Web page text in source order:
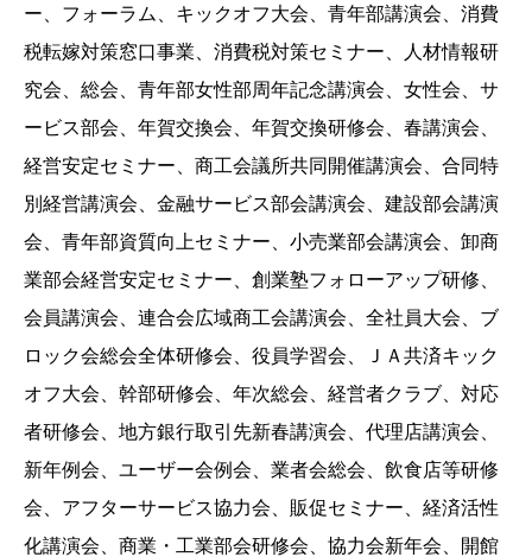
ー、フォーラム、キックオフ大会、青年部講演会、消費
税転嫁対策窓口事業、消費税対策セミナー、人材情報研
究会、総会、青年部女性部周年記念講演会、女性会、サ
ービス部会、年賀交換会、年賀交換研修会、春講演会、
経営安定セミナー、商工会議所共同開催講演会、合同特
別経営講演会、金融サービス部会講演会、建設部会講演
会、青年部資質向上セミナー、小売業部会講演会、卸商
業部会経営安定セミナー、創業塾フォローアップ研修、
会員講演会、連合会広域商工会講演会、全社員大会、ブ
ロック会総会全体研修会、役員学習会、ＪＡ共済キック
オフ大会、幹部研修会、年次総会、経営者クラブ、対応
者研修会、地方銀行取引先新春講演会、代理店講演会、
新年例会、ユーザー会例会、業者会総会、飲食店等研修
会、アフターサービス協力会、販促セミナー、経済活性
化講演会、商業・工業部会研修会、協力会新年会、開館